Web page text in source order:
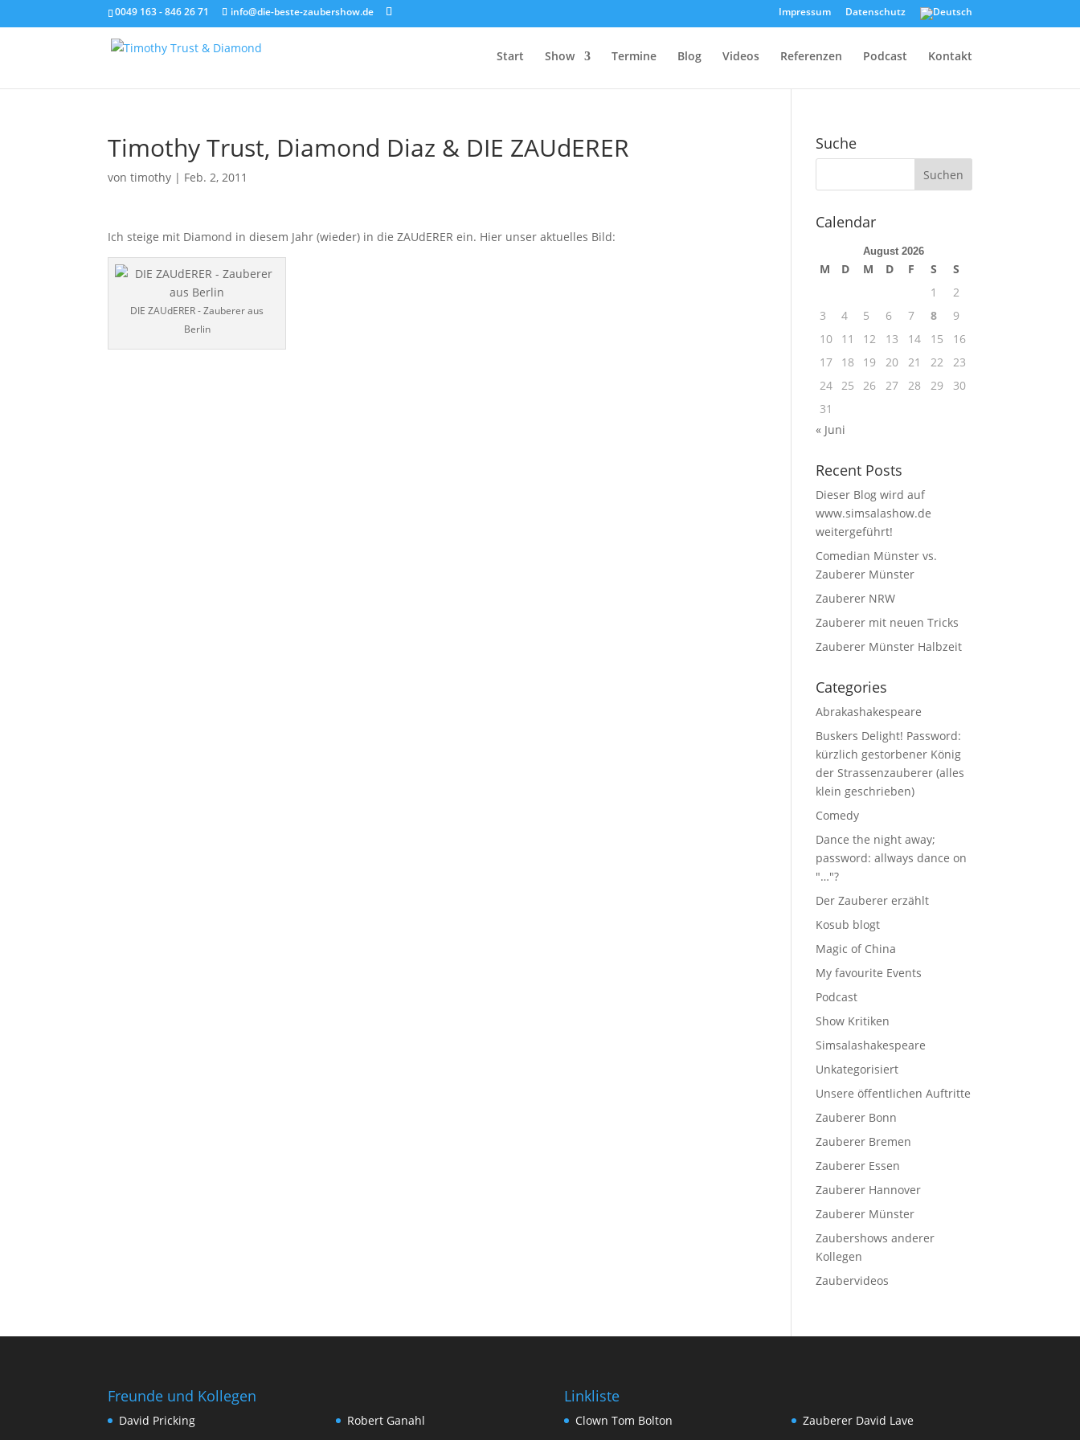
0049 163 - 846 26 71 info@die-beste-zaubershow.de Impressum Datenschutz
Start Show Termine Blog Videos Referenzen Podcast Kontakt
Timothy Trust, Diamond Diaz & DIE ZAUdERER
vontimothy | Feb. 2, 2011
Ich steige mit Diamond in diesem Jahr (wieder) in die ZAUdERER ein. Hier unser aktuelles Bild:
DIE ZAUdERER - Zauberer aus
Berlin
Suche
Calendar
August 2026
M D M D F S
S
1
2
3
4 5 6 7 8
9
10
11 12 13 14 15
16
17
18 19 20 21 22
23
24 25 26 27 28 29
30
31
« Juni
Recent Posts
Dieser Blog wird auf
www.simsalashow.de
weitergeführt!
Comedian Münster vs.
Zauberer Münster
Zauberer NRW
Zauberer mit neuen Tricks
Zauberer Münster Halbzeit
Categories
Abrakashakespeare
Buskers Delight! Password:
kürzlich gestorbener König
der Strassenzauberer (alles
klein geschrieben)
Comedy
Dance the night away;
password: allways dance on
"…"?
Der Zauberer erzählt
Kosub blogt
Magic of China
My favourite Events
Podcast
Show Kritiken
Simsalashakespeare
Unkategorisiert
Unsere öffentlichen Auftritte
Zauberer Bonn
Zauberer Bremen
Zauberer Essen
Zauberer Hannover
Zauberer Münster
Zaubershows anderer
Kollegen
Zaubervideos
Freunde und Kollegen
David Pricking
Robert Ganahl
Linkliste
Clown Tom Bolton
Zauberer David Lave